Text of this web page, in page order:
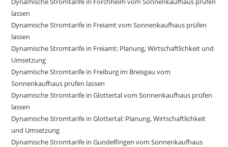
lassen
Dynamische Stromtarife in Freiamt vom Sonnenkaufhaus prüfen
lassen
Dynamische Stromtarife in Freiamt: Planung, Wirtschaftlichkeit und
Umsetzung
Dynamische Stromtarife in Freiburg im Breisgau vom
Sonnenkaufhaus prüfen lassen
Dynamische Stromtarife in Glottertal vom Sonnenkaufhaus prüfen
lassen
Dynamische Stromtarife in Glottertal: Planung, Wirtschaftlichkeit
und Umsetzung
Dynamische Stromtarife in Gundelfingen vom Sonnenkaufhaus